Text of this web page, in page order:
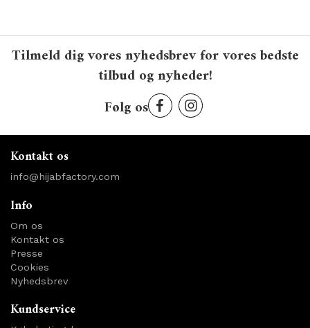
Tilmeld dig vores nyhedsbrev for vores bedste
tilbud og nyheder!
Følg os
Kontakt os
info@hijabfactory.com
Info
Om os
Kontakt os
Presse
Cookies
Nyhedsbrev
Kundservice